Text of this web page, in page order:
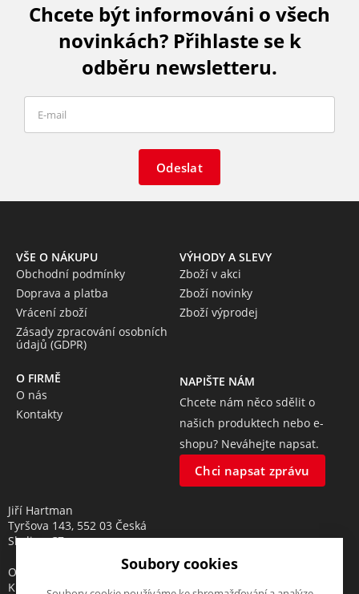
Chcete být informováni o všech
novinkách? Přihlaste se k
odběru newsletteru.
Odeslat
VŠE O NÁKUPU
Obchodní podmínky
Doprava a platba
Vrácení zboží
Zásady zpracování osobních
údajů (GDPR)
VÝHODY A SLEVY
Zboží v akci
Zboží novinky
Zboží výprodej
O FIRMĚ
O nás
Kontakty
NAPIŠTE NÁM
Chcete nám něco sdělit o
našich produktech nebo e-
shopu? Neváhejte napsat.
Chci napsat zprávu
Jiří Hartman
Tyršova 143, 552 03 Česká
Skalice, CZ
Obchodní rejstřík vedený u
Krajského soudu v Hradci
Soubory cookies